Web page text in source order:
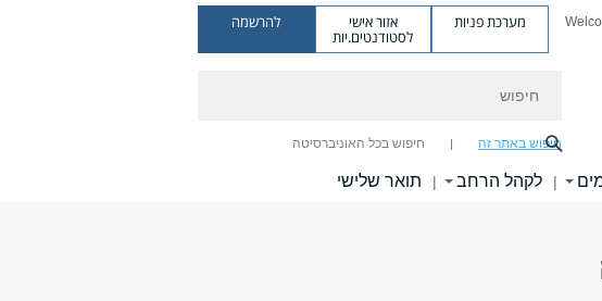
מערכת פניות אזור אישי
לסטודנטים.יות
להרשמה
חיפוש באתר זה חיפוש בכל האוניברסיטה
| לקהל הרחב | תואר שלישי